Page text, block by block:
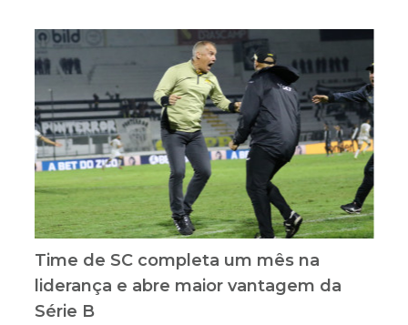
Time de SC completa um mês na
liderança e abre maior vantagem da
Série B